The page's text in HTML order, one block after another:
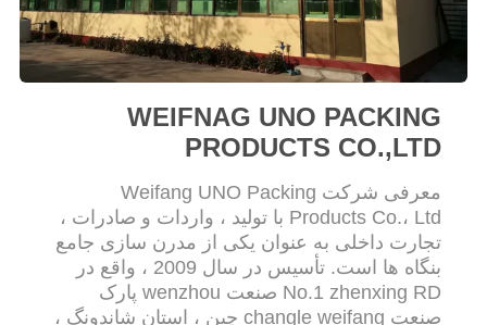
WEIFNAG UNO PACKING
PRODUCTS CO.,LTD
معرفی شرکت Weifang UNO Packing
Products Co.، Ltd با تولید ، واردات و صادرات ،
تجارت داخلی به عنوان یکی از مدرن سازی جامع
بنگاه ها است. تأسیس در سال 2009 ، واقع در
No.1 zhenxing RD صنعت wenzhou پارک
صنعت changle weifang چین ، استان شاندونگ ،